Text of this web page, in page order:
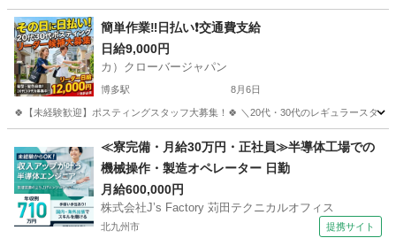
福岡 福岡市 薬院駅 軽作業 スタッフ
簡単作業‼️日払い❗️交通費支給
日給9,000円
カ）クローバージャパン
博多駅 8月6日
🍀【未経験歓迎】ポスティングスタッフ大募集！🍀 ＼20代・30代のレギュラースタ
博多駅 軽作業 スタッフ
≪寮完備・月給30万円・正社員≫半導体工場での
機械操作・製造オペレーター 日勤
月給600,000円
株式会社J’s Factory 苅田テクニカルオフィス
北九州市 提携サイト